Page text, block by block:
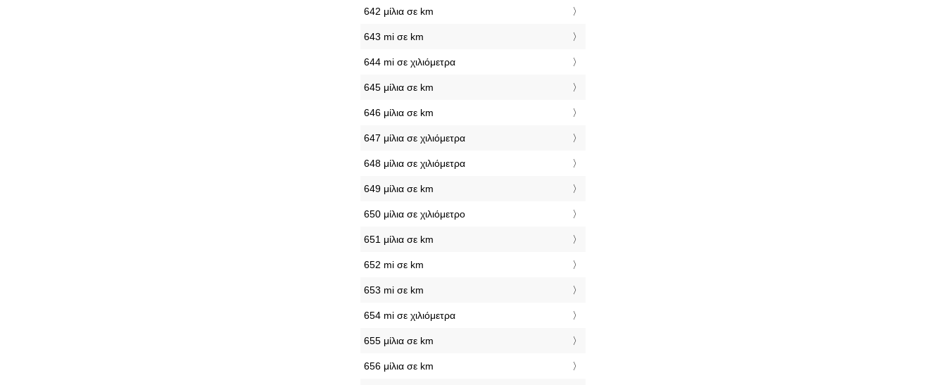
642 μίλια σε km
643 mi σε km
644 mi σε χιλιόμετρα
645 μίλια σε km
646 μίλια σε km
647 μίλια σε χιλιόμετρα
648 μίλια σε χιλιόμετρα
649 μίλια σε km
650 μίλια σε χιλιόμετρο
651 μίλια σε km
652 mi σε km
653 mi σε km
654 mi σε χιλιόμετρα
655 μίλια σε km
656 μίλια σε km